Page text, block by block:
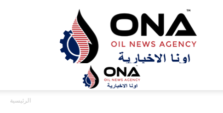
ONA™
NEWS
/
أونا
الاخبارية
الرئيسية